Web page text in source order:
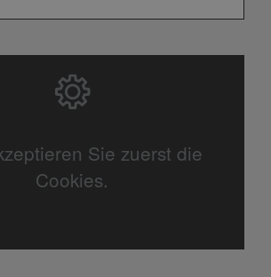
Sie zuerst die
Cookies.